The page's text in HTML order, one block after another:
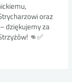
oraz
dziękujemy za
👊✅